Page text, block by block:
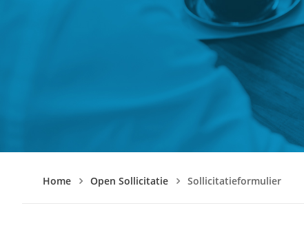
Home Open Sollicitatie Sollicitatieformulier